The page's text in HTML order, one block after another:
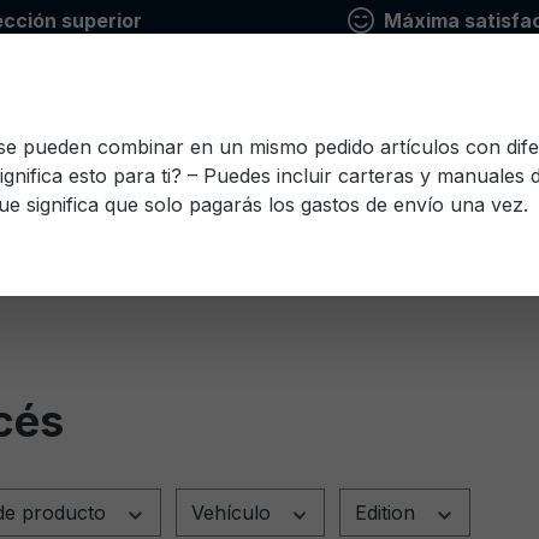
superior Máxima
Finlandés Francés Griego Italiano
producto Vehículo Edition
pueden combinar en un mismo pedido artículos con
esto para ti? – Puedes incluir carteras y manuales
significa que solo pagarás los gastos de envío una vez.